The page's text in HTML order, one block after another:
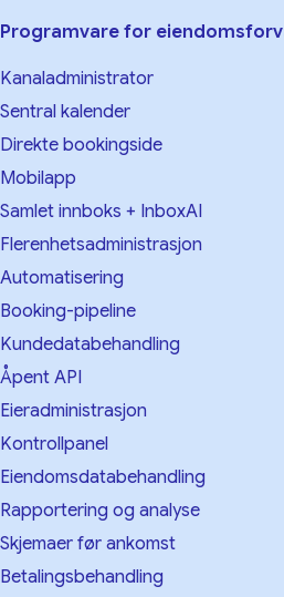
Programvare for
Kanaladministrator
Sentral kalender
Direkte bookingside
Mobilapp
Samlet innboks + InboxAI
Flerenhetsadministrasjon
Automatisering
Booking-pipeline
Kundedatabehandling
Åpent API
Eieradministrasjon
Kontrollpanel
Eiendomsdatabehandling
Rapportering og analyse
Skjemaer før ankomst
Betalingsbehandling